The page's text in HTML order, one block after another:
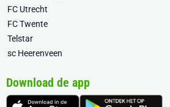
FC Utrecht
FC Twente
Telstar
sc Heerenveen
Download de app